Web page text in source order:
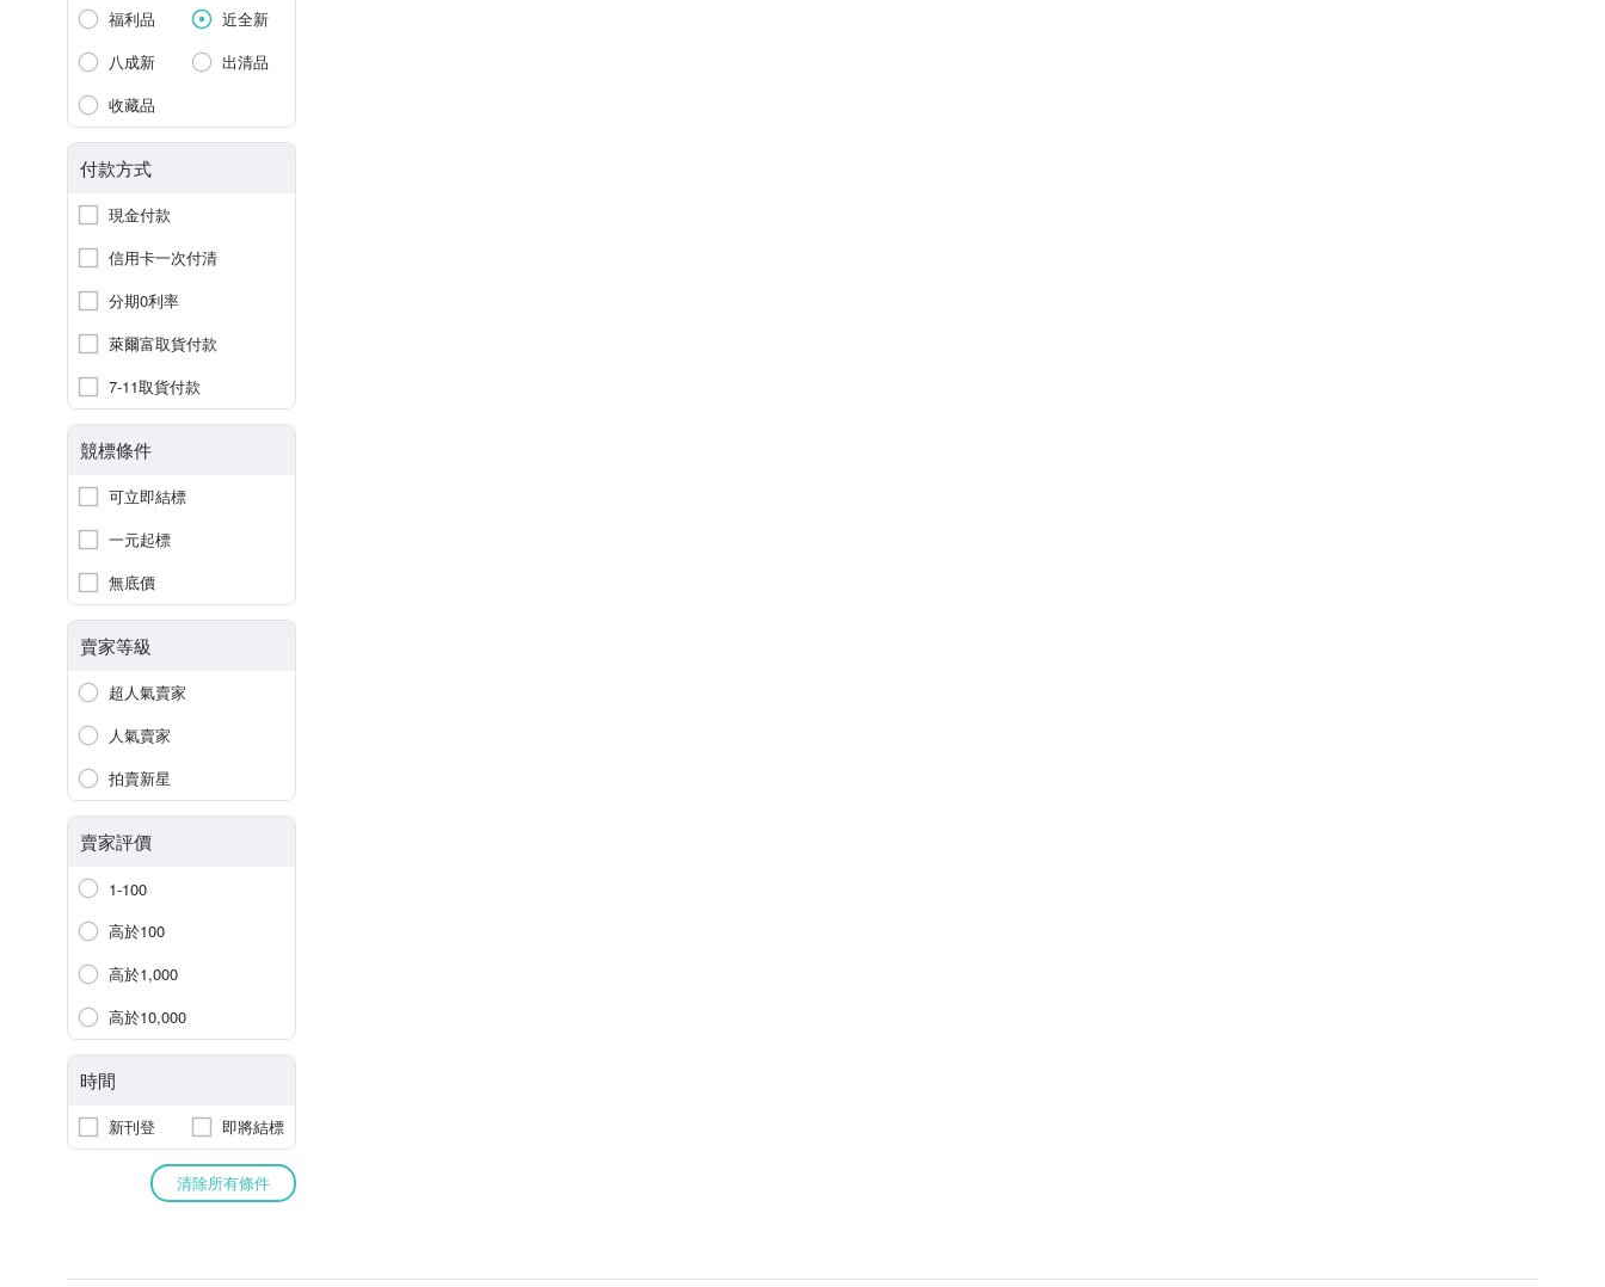
福利品
近全新
八成新
出清品
收藏品
付款方式
現金付款
信用卡一次付清
分期0利率
萊爾富取貨付款
7-11取貨付款
競標條件
可立即結標
一元起標
無底價
賣家等級
超人氣賣家
人氣賣家
拍賣新星
賣家評價
1-100
高於100
高於1,000
高於10,000
時間
新刊登 即將結標
清除所有條件